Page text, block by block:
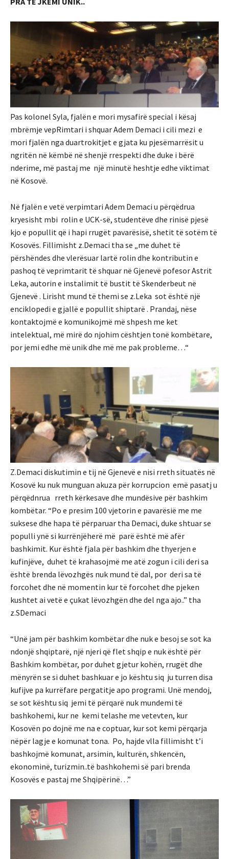
Pas kolonel Syla, fjalën e mori mysafirë special i kësaj
mbrëmje vepRimtari i shquar Adem Demaci i cili mezi e
mori fjalën nga duartrokitjet e gjata ku pjesëmarrësit u
ngritën në këmbë në shenjë rrespekti dhe duke i bërë
nderime, më pastaj me një minutë heshtje edhe viktimat
në Kosovë.
Në fjalën e vetë verpimtari Adem Demaci u përqëdrua
kryesisht mbi rolin e UCK-së, studentëve dhe rinisë pjesë
kjo e popullit që i hapi rrugët pavarësisë, shetit të sotëm të
Kosovës. Fillimisht z.Demaci tha se „me duhet të
përshëndes dhe vlerësuar lartë rolin dhe kontributin e
pashoq të veprimtarit të shquar në Gjenevë pofesor Astrit
Leka, autorin e instalimit të bustit të Skenderbeut në
Gjenevë . Lirisht mund të themi se z.Leka sot është një
enciklopedi e gjallë e popullit shiptarë . Prandaj, nëse
kontaktojmë e komunikojmë më shpesh me ket
intelektual, më mirë do njohim cështjen tonë kombëtare,
por jemi edhe më unik dhe më me pak probleme…“
Z.Demaci diskutimin e tij në Gjenevë e nisi rreth situatës në
Kosovë ku nuk munguan akuza për korrupcion emë pasatj u
përqëdnrua rreth kërkesave dhe mundësive për bashkim
kombëtar. “Po e presim 100 vjetorin e pavarësië me me
suksese dhe hapa të përparuar tha Demaci, duke shtuar se
populli ynë si kurrënjëherë më parë është më afër
bashkimit. Kur është fjala për bashkim dhe thyerjen e
kufinjëve, duhet të krahasojmë me atë zogun i cili deri sa
është brenda lëvozhgës nuk mund të dal, por deri sa të
forcohet dhe në momentin kur të forcohet dhe pjeken
kushtet ai vetë e çukat lëvozhgën dhe del nga ajo..” tha
z.SDemaci
“Unë jam për bashkim kombëtar dhe nuk e besoj se sot ka
ndonjë shqiptarë, një njeri që flet shqip e nuk është për
Bashkim kombëtar, por duhet gjetur kohën, rrugët dhe
mënyrën se si duhet bashkuar e jo kështu siq ju turren disa
kufijve pa kurrëfare pergatitje apo programi. Unë mendoj,
se sot kështu siq jemi të përqarë nuk mundemi të
bashkohemi, kur ne kemi telashe me vetevten, kur
Kosovën po dojnë me na e coptuar, kur sot kemi përqarja
nëpër lagje e komunat tona. Po, hajde vlla fillimisht t’i
bashkojmë komunat, arsimin, kulturën, shkencën,
ekonominë, turizmin..të bashkohemi së pari brenda
Kosovës e pastaj me Shqipërinë…”